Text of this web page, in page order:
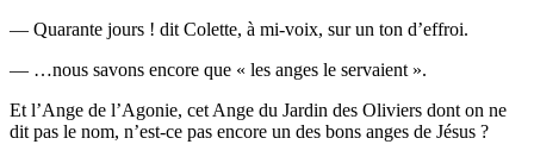
— Qua­rante jours ! dit Colette, à mi-voix, sur un ton d’effroi.
— …nous savons encore que « les anges le servaient ».
Et l’Ange de l’A­go­nie, cet Ange du Jar­din des Oli­viers dont on ne
dit pas le nom, n’est-ce pas encore un des bons anges de Jésus ?